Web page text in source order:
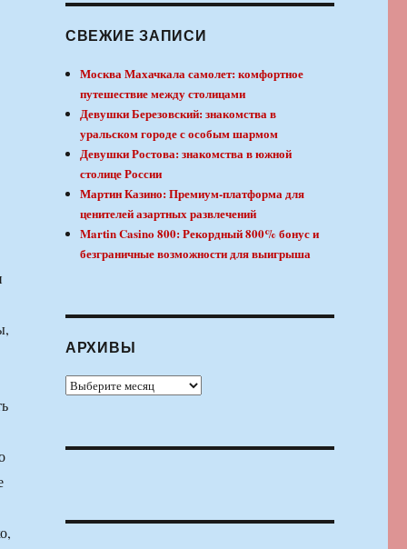
СВЕЖИЕ ЗАПИСИ
Москва Махачкала самолет: комфортное
путешествие между столицами
Девушки Березовский: знакомства в
уральском городе с особым шармом
Девушки Ростова: знакомства в южной
столице России
Мартин Казино: Премиум-платформа для
ценителей азартных развлечений
Martin Casino 800: Рекордный 800% бонус и
безграничные возможности для выигрыша
АРХИВЫ
Архивы